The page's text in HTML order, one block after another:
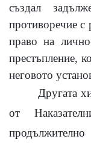
създал
противоречие с
право на
престъпление,
неговото
Другата
от